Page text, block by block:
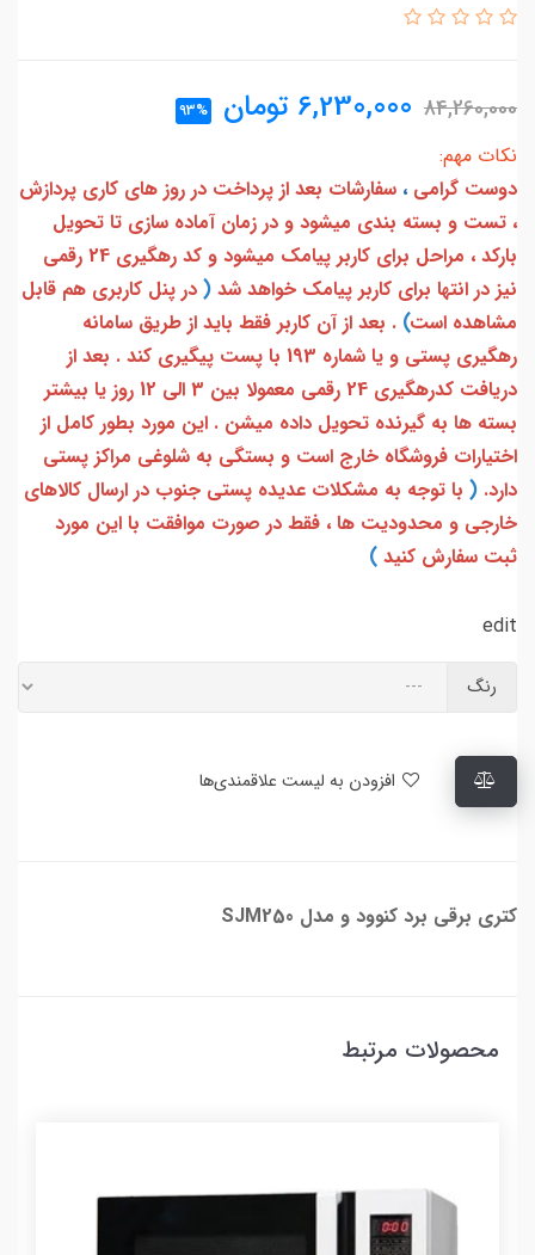
84,260,000
6,230,000 تومان 93%
نکات مهم:
دوست گرامی ، سفارشات بعد از پرداخت در روز های کاری پردازش
، تست و بسته بندی میشود و در زمان آماده سازی تا تحویل
بارکد ، مراحل برای کاربر پیامک میشود و کد رهگیری 24 رقمی
نیز در انتها برای کاربر پیامک خواهد شد ( در پنل کاربری هم قابل
مشاهده است) . بعد از آن کاربر فقط باید از طریق سامانه
رهگیری پستی و یا شماره 193 با پست پیگیری کند . بعد از
دریافت کدرهگیری 24 رقمی معمولا بین 3 الی 12 روز یا بیشتر
بسته ها به گیرنده تحویل داده میشن . این مورد بطور کامل از
اختیارات فروشگاه خارج است و بستگی به شلوغی مراکز پستی
دارد. ( با توجه به مشکلات عدیده پستی جنوب در ارسال کالاهای
خارجی و محدودیت ها ، فقط در صورت موافقت با این مورد
ثبت سفارش کنید )
edit
رنگ
کتری برقی برد کنوود و مدل SJM250
محصولات مرتبط